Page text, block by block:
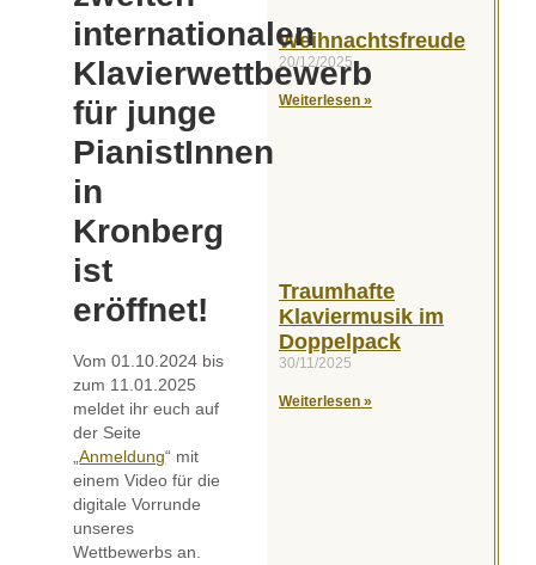
Weihnachtsfreude
20/12/2025
Weiterlesen »
Traumhafte
Klaviermusik im
Doppelpack
30/11/2025
Weiterlesen »
internationalen
Klavierwettbewerb
für junge
PianistInnen
in
Kronberg
ist
eröffnet!
Vom 01.10.2024 bis
zum 11.01.2025
meldet ihr euch auf
der Seite
„Anmeldung“ mit
einem Video für die
digitale Vorrunde
unseres
Wettbewerbs an.